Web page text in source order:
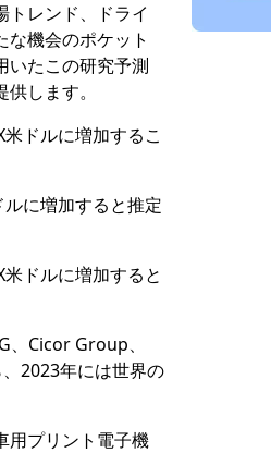
トレンド、ドライ
機会のポケット
いたこの研究予測
します。
ドルに増加するこ
に増加すると推定
ドルに増加すると
Cicor Group、
2023年には世界の
用プリント電子機